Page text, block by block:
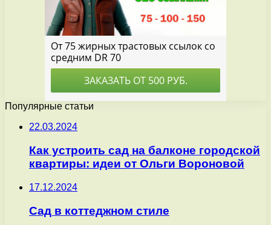
Популярные статьи
22.03.2024
Как устроить сад на балконе городской
квартиры: идеи от Ольги Вороновой
17.12.2024
Сад в коттеджном стиле